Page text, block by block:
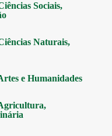
Sociais,
Naturais,
e Humanidades